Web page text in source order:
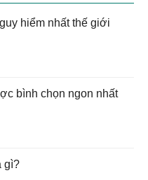
hiểm nhất thế giới
bình chọn ngon nhất
gì?